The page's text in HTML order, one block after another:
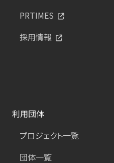
PRTIMES
採用情報
利用団体
プロジェクト一覧
団体一覧